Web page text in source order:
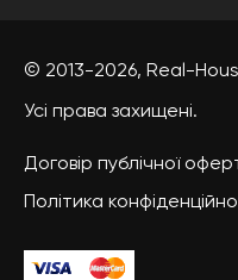
© 2013-2026, Real-
Усі права захищені.
Договір публічної
Політика